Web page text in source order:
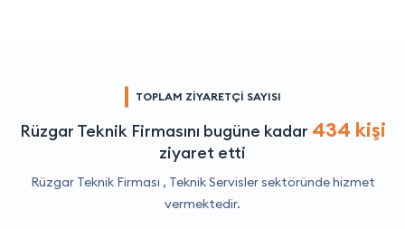
TOPLAM ZİYARETÇİ SAYISI
Rüzgar Teknik Firmasını bugüne kadar 434 kişi
ziyaret etti
Rüzgar Teknik Firması , Teknik Servislersektöründe hizmet
vermektedir.